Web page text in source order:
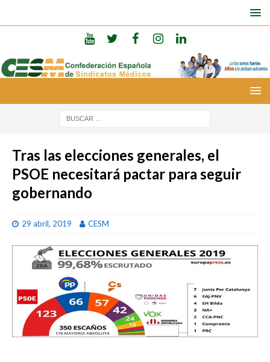
Tras las elecciones generales, el
PSOE necesitará pactar para seguir
gobernando
29 abril, 2019 CESM